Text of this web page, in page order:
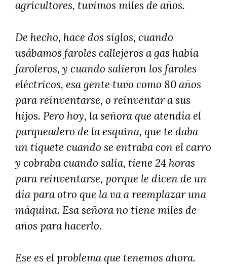
agricultores, tuvimos miles de años.
De hecho, hace dos siglos, cuando
usábamos faroles callejeros a gas había
faroleros, y cuando salieron los faroles
eléctricos, esa gente tuvo como 80 años
para reinventarse, o reinventar a sus
hijos. Pero hoy, la señora que atendía el
parqueadero de la esquina, que te daba
un tiquete cuando se entraba con el carro
y cobraba cuando salía, tiene 24 horas
para reinventarse, porque le dicen de un
día para otro que la va a reemplazar una
máquina. Esa señora no tiene miles de
años para hacerlo.
Ese es el problema que tenemos ahora.